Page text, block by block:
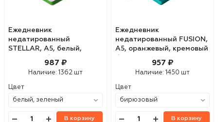
Ежедневник
недатированный
STELLAR, А5, белый,
с темно-синим обрезом
987 ₽
Наличие: 1362 шт
Цвет
В корзину
Ежедневник
недатированный FUSION,
А5, оранжевый, кремовый
957 ₽
Наличие: 1450 шт
Цвет
В корзину